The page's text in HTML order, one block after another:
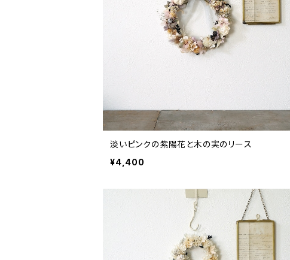
淡いピンクの紫陽花と木の実のリース
¥4,400